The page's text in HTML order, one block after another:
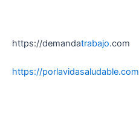
https://demandatrabajo.com
https://porlavidasaludable.com